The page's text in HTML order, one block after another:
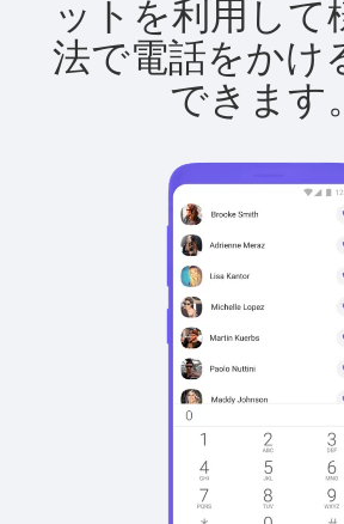
ットを利用して
法で電話をかけ
できます。